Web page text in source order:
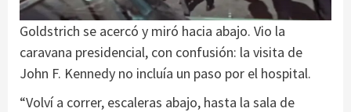
Goldstrich se acercó y miró hacia abajo. Vio la
caravana presidencial, con confusión: la visita de
John F. Kennedy no incluía un paso por el hospital.
“Volví a correr, escaleras abajo, hasta la sala de